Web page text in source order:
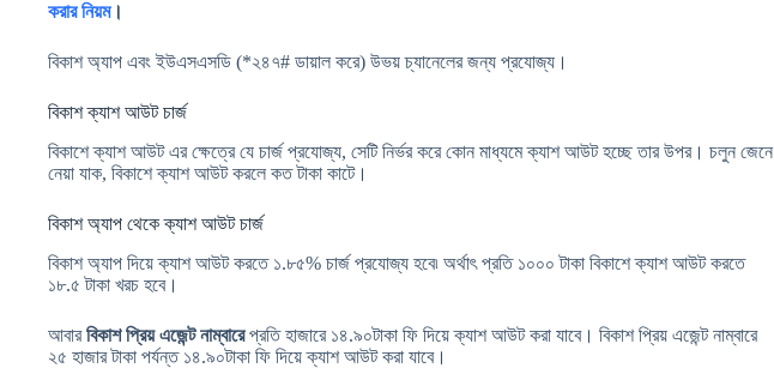
করার নিয়ম।
বিকাশ অ্যাপ এবং ইউএসএসডি (*২৪৭# ডায়াল করে) উভয় চ্যানেলের জন্য প্রযোজ্য।
বিকাশ ক্যাশ আউট চার্জ
বিকাশে ক্যাশ আউট এর ক্ষেত্রে যে চার্জ প্রযোজ্য, সেটি নির্ভর করে কোন মাধ্যমে ক্যাশ আউট হচ্ছে তার উপর। চলুন জেনে
নেয়া যাক, বিকাশে ক্যাশ আউট করলে কত টাকা কাটে।
বিকাশ অ্যাপ থেকে ক্যাশ আউট চার্জ
বিকাশ অ্যাপ দিয়ে ক্যাশ আউট করতে ১.৮৫% চার্জ প্রযোজ্য হবে৷ অর্থাৎ প্রতি ১০০০ টাকা বিকাশে ক্যাশ আউট করতে
১৮.৫ টাকা খরচ হবে।
আবারবিকাশ প্রিয় এজেন্ট নাম্বারেপ্রতি হাজারে ১৪.৯০টাকা ফি দিয়ে ক্যাশ আউট করা যাবে। বিকাশ প্রিয় এজেন্ট নাম্বারে
২৫ হাজার টাকা পর্যন্ত ১৪.৯০টাকা ফি দিয়ে ক্যাশ আউট করা যাবে।